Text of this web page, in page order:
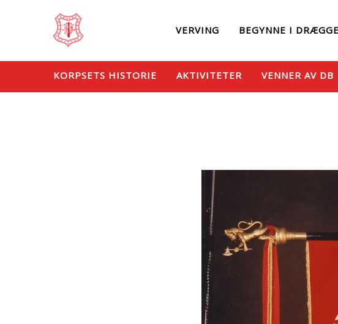
VERVING BEGYNNE I
KORPSETS HISTORIE AKTIVITETER VENNER AV DB